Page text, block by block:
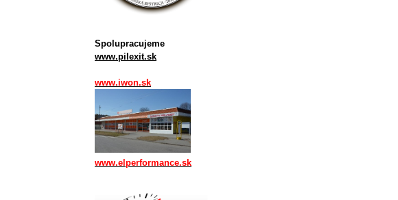
Spolupracujeme
www.pilexit.sk
www.iwon.sk
www.elperformance.sk